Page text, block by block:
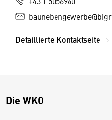
Detaillierte Kontaktseite
Die WKO